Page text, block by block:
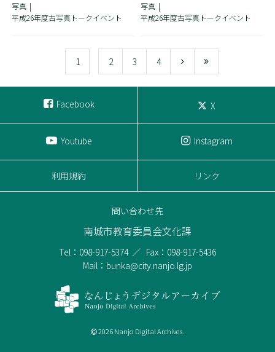
写真
平成26年度古写真トークイベント
写真
平成26年度古写真トークイベント
1 2 3 4
Facebook X
Youtube Instagram
利用規約 リンク
問い合わせ先
南城市教育委員会文化課
Tel：098-917-5374
Fax：098-917-5436
Mail：bunka@city.nanjo.lg.jp
2026 Nanjo Digital Archives.